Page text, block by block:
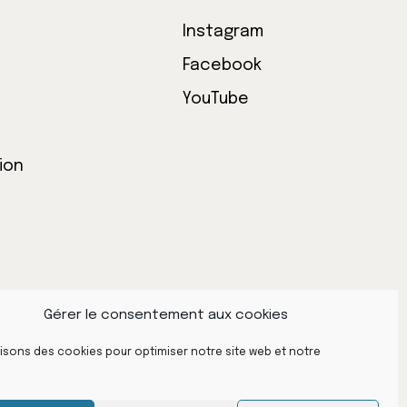
Gérer le consentement aux cookies
des cookies pour optimiser notre site web et notre
Instagram
Facebook
YouTube